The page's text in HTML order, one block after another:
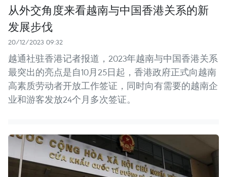
从外交角度来看越南与中国香港关系的新
发展步伐
20/12/2023 09:32
越通社驻香港记者报道，2023年越南与中国香港关系
最突出的亮点是自10月25日起，香港政府正式向越南
高素质劳动者开放工作签证，同时向有需要的越南企
业和游客发放24个月多次签证。